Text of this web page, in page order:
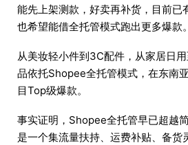
能先上架测款，好卖再补货，目前已
也希望能借全托管模式跑出更多爆款
从美妆轻小件到3C配件，从家居日
品依托Shopee全托管模式，在东南
目Top级爆款。
事实证明，Shopee全托管早已超越
是一个集流量扶持、运费补贴、备货